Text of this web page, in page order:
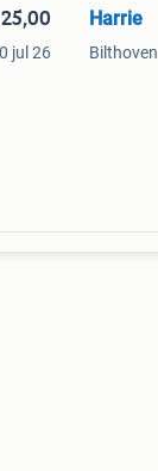
jul 26
Harrie
Bilthoven